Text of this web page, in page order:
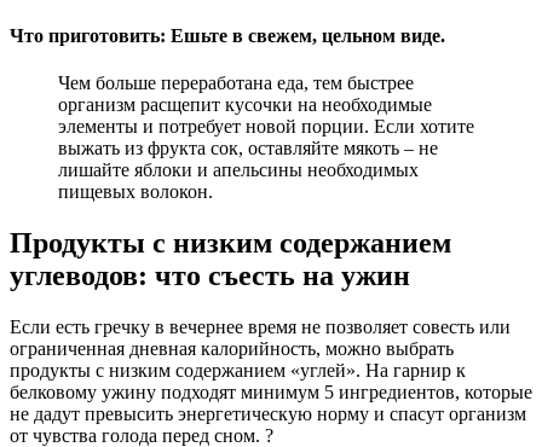
Что приготовить: Ешьте в свежем, цельном виде.
Чем больше переработана еда, тем быстрее
организм расщепит кусочки на необходимые
элементы и потребует новой порции. Если хотите
выжать из фрукта сок, оставляйте мякоть – не
лишайте яблоки и апельсины необходимых
пищевых волокон.
Продукты с низким содержанием
углеводов: что съесть на ужин
Если есть гречку в вечернее время не позволяет совесть или
ограниченная дневная калорийность, можно выбрать
продукты с низким содержанием «углей». На гарнир к
белковому ужину подходят минимум 5 ингредиентов, которые
не дадут превысить энергетическую норму и спасут организм
от чувства голода перед сном. ?